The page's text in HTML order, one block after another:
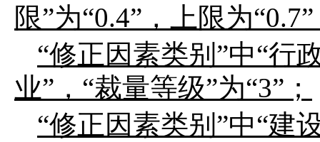
限”为“0.4” ，上限为“0.7”
“修正因素类别 ”中“行
业” ， “裁量等级”为“3” ；
“修正因素类别 ”中“建